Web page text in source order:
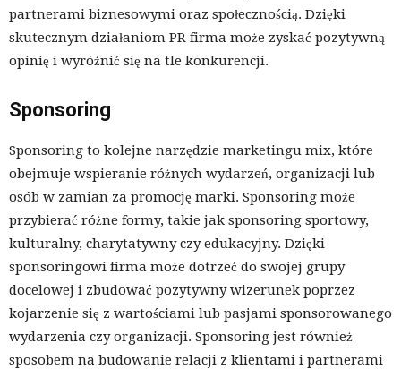
partnerami biznesowymi oraz społecznością. Dzięki
skutecznym działaniom PR firma może zyskać pozytywną
opinię i wyróżnić się na tle konkurencji.
Sponsoring
Sponsoring to kolejne narzędzie marketingu mix, które
obejmuje wspieranie różnych wydarzeń, organizacji lub
osób w zamian za promocję marki. Sponsoring może
przybierać różne formy, takie jak sponsoring sportowy,
kulturalny, charytatywny czy edukacyjny. Dzięki
sponsoringowi firma może dotrzeć do swojej grupy
docelowej i zbudować pozytywny wizerunek poprzez
kojarzenie się z wartościami lub pasjami sponsorowanego
wydarzenia czy organizacji. Sponsoring jest również
sposobem na budowanie relacji z klientami i partnerami